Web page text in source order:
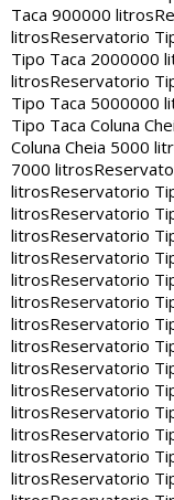
Taca 900000 litros
litrosReservatorio
Tipo Taca 2000000
litrosReservatorio
Tipo Taca 5000000
Tipo Taca Coluna
Coluna Cheia 5000
7000 litros
litrosReservatorio
litrosReservatorio
litrosReservatorio
litrosReservatorio
litrosReservatorio
litrosReservatorio
litrosReservatorio
litrosReservatorio
litrosReservatorio
litrosReservatorio
litrosReservatorio
litrosReservatorio
litrosReservatorio
litrosReservatorio